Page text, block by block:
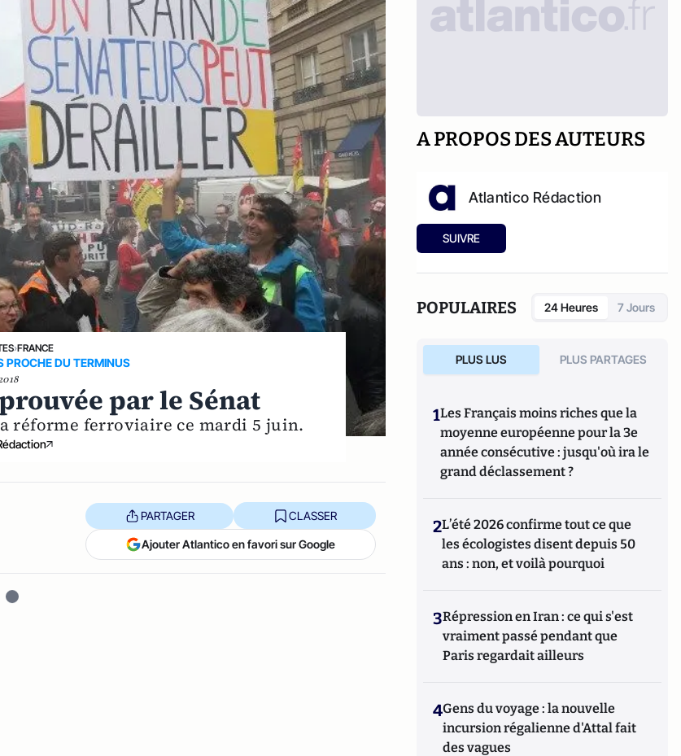
›FRANCE
PROCHE DU TERMINUS
par le Sénat
réforme ferroviaire ce mardi 5 juin.
PARTAGER CLASSER
Ajouter Atlantico en favori sur Google
A PROPOS DES AUTEURS
Atlantico Rédaction
SUIVRE
POPULAIRES 24 Heures 7 Jours
PLUS LUS PLUS PARTAGES
1Les Français moins riches que la
moyenne européenne pour la 3e
année consécutive : jusqu'où ira le
grand déclassement ?
2L’été 2026 confirme tout ce que
les écologistes disent depuis 50
ans : non, et voilà pourquoi
3Répression en Iran : ce qui s'est
vraiment passé pendant que
Paris regardait ailleurs
4Gens du voyage : la nouvelle
incursion régalienne d'Attal fait
des vagues